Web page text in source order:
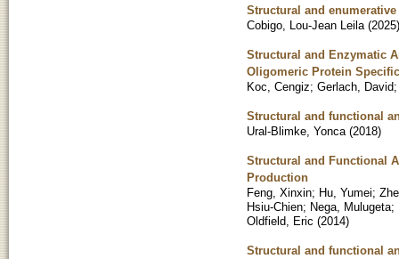
Structural and
Cobigo, Lou-Jean Leila (2025)
Structural and Enzymatic
Oligomeric Protein
Koc, Cengiz; Gerlach, David
Structural and functional
Ural-Blimke, Yonca (2018)
Structural and Functional
Production
Feng, Xinxin; Hu, Yumei;
Hsiu-Chien; Nega, Mulugeta;
Oldfield, Eric (2014)
Structural and functional